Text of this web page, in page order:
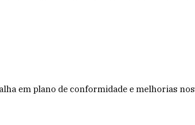
em plano de conformidade e melhorias nos